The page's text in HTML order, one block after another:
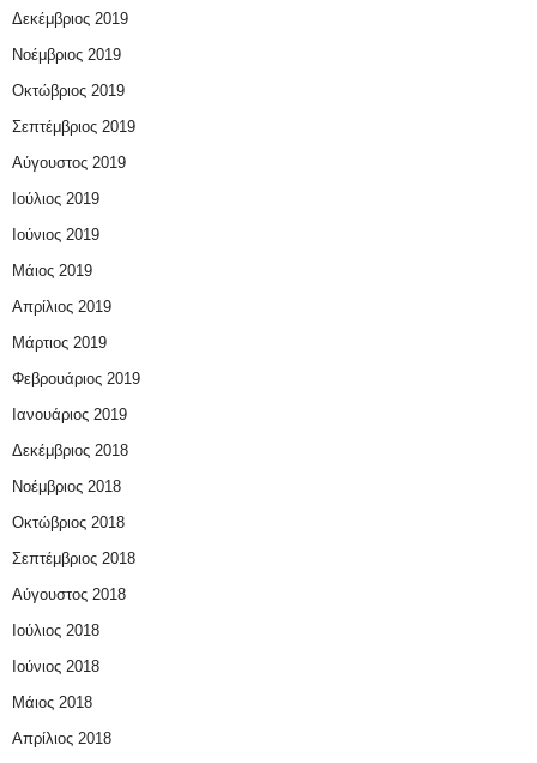
Δεκέμβριος 2019
Νοέμβριος 2019
Οκτώβριος 2019
Σεπτέμβριος 2019
Αύγουστος 2019
Ιούλιος 2019
Ιούνιος 2019
Μάιος 2019
Απρίλιος 2019
Μάρτιος 2019
Φεβρουάριος 2019
Ιανουάριος 2019
Δεκέμβριος 2018
Νοέμβριος 2018
Οκτώβριος 2018
Σεπτέμβριος 2018
Αύγουστος 2018
Ιούλιος 2018
Ιούνιος 2018
Μάιος 2018
Απρίλιος 2018